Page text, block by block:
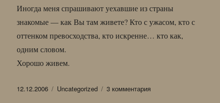
Иногда меня спрашивают уехавшие из страны
знакомые — как Вы там живете? Кто с ужасом, кто с
оттенком превосходства, кто искренне… кто как,
одним словом.
Хорошо живем.
Опубликовано
12.12.2006 Рубрики
Uncategorized 3 комментария